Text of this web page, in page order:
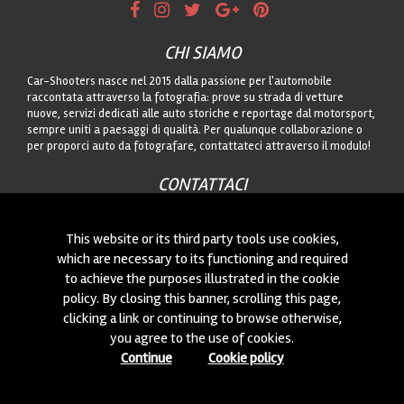
CHI SIAMO
Car-Shooters nasce nel 2015 dalla passione per l'automobile
raccontata attraverso la fotografia: prove su strada di vetture
nuove, servizi dedicati alle auto storiche e reportage dal motorsport,
sempre uniti a paesaggi di qualità. Per qualunque collaborazione o
per proporci auto da fotografare, contattateci attraverso il modulo!
CONTATTACI
© 2015-2026 CAR-SHOOTERS. ALL RIGHTS RESERVED.
This website or its third party tools use cookies,
which are necessary to its functioning and required
to achieve the purposes illustrated in the cookie
policy. By closing this banner, scrolling this page,
clicking a link or continuing to browse otherwise,
you agree to the use of cookies.
Continue
Cookie policy